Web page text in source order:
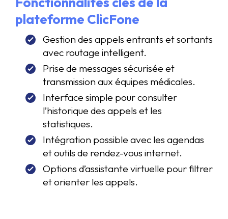
plateforme ClicFone
Gestion des appels entrants et sortants
avec routage intelligent.
Prise de messages sécurisée et
transmission aux équipes médicales.
Interface simple pour consulter
l’historique des appels et les
statistiques.
Intégration possible avec les agendas
et outils de rendez-vous internet.
Options d’assistante virtuelle pour filtrer
et orienter les appels.